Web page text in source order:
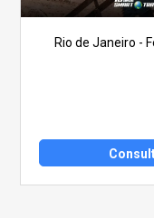
Rio de Janeiro -